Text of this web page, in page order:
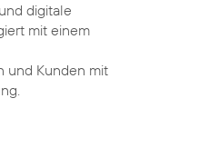
digitale
mit einem
und Kunden mit